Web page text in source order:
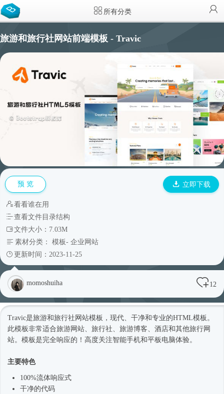
所有分类
旅游和旅行社网站前端模板 - Travic
预 览 立即下载
看看谁在用
查看文件目录结构
文件大小：7.03M
素材分类： 模板- 企业网站
更新时间：2023-11-25
momoshuiha 12
Travic是旅游和旅行社 网站模板 ，现代、干净和专业的HTML模板 。
此模板非常适合旅游网站、旅行社、旅游博客、酒店和其他旅行网
站。模板是完全响应的！高度关注智能手机和平板电脑体验。
主要特色
100%流体响应式
干净的代码